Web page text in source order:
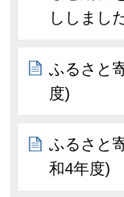
ししまし
ふるさと
度)
ふるさと
和4年度)